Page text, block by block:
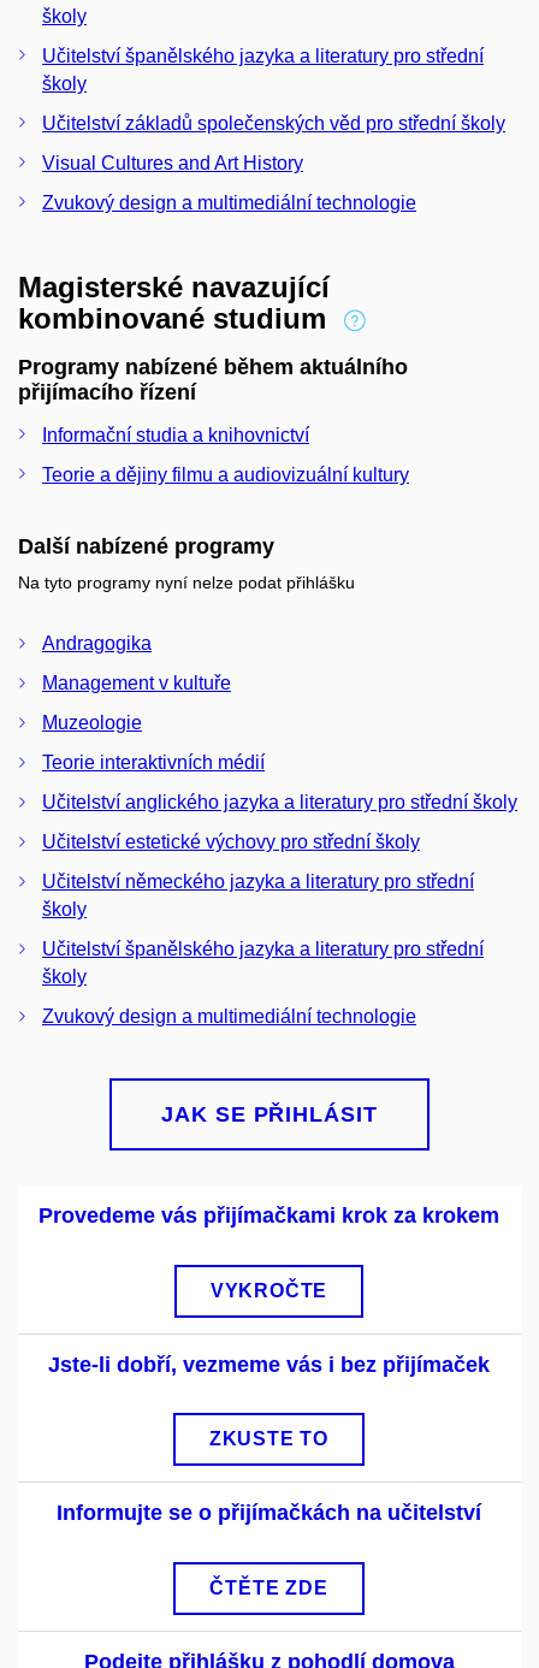
školy
Učitelství španělského jazyka a literatury pro střední
školy
Učitelství základů společenských věd pro střední školy
Visual Cultures and Art History
Zvukový design a multimediální technologie
Magisterské navazující
kombinované studium
Programy nabízené během aktuálního
přijímacího řízení
Informační studia a knihovnictví
Teorie a dějiny filmu a audiovizuální kultury
Další nabízené programy
Na tyto programy nyní nelze podat přihlášku
Andragogika
Management v kultuře
Muzeologie
Teorie interaktivních médií
Učitelství anglického jazyka a literatury pro střední školy
Učitelství estetické výchovy pro střední školy
Učitelství německého jazyka a literatury pro střední
školy
Učitelství španělského jazyka a literatury pro střední
školy
Zvukový design a multimediální technologie
JAK SE PŘIHLÁSIT
Provedeme vás přijímačkami krok za krokem
VYKROČTE
Jste-li dobří, vezmeme vás i bez přijímaček
ZKUSTE TO
Informujte se o přijímačkách na učitelství
ČTĚTE ZDE
Podejte přihlášku z pohodlí domova